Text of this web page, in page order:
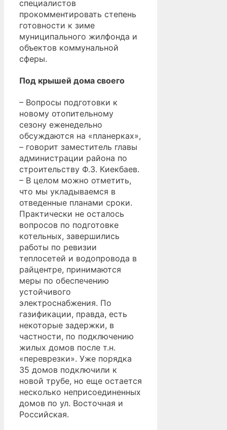
специалистов
прокомментировать степень
готовности к зиме
муниципального жилфонда и
объектов коммунальной
сферы.
Под крышей дома своего
– Вопросы подготовки к
новому отопительному
сезону еженедельно
обсуждаются на «планерках»,
– говорит заместитель главы
администрации района по
строительству Ф.З. Киекбаев.
– В целом можно отметить,
что мы укладываемся в
отведенные планами сроки.
Практически не осталось
вопросов по подготовке
котельных, завершились
работы по ревизии
теплосетей и водопровода в
райцентре, принимаются
меры по обеспечению
устойчивого
электроснабжения. По
газификации, правда, есть
некоторые задержки, в
частности, по подключению
жилых домов после т.н.
«переврезки». Уже порядка
35 домов подключили к
новой трубе, но еще остается
несколько неприсоединенных
домов по ул. Восточная и
Российская.